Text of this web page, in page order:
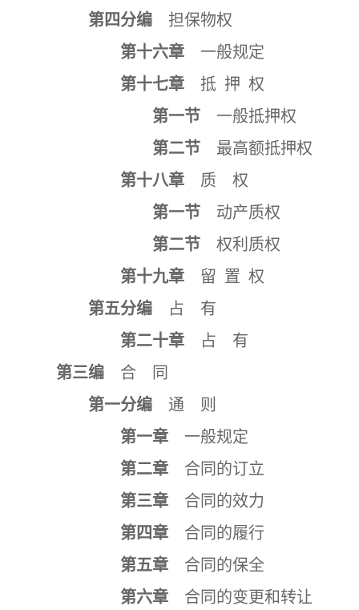
第四分编 担保物权
第十六章 一般规定
第十七章 抵 押 权
第一节 一般抵押权
第二节 最高额抵押权
第十八章 质 权
第一节 动产质权
第二节 权利质权
第十九章 留 置 权
第五分编 占 有
第二十章 占 有
第三编 合 同
第一分编 通 则
第一章 一般规定
第二章 合同的订立
第三章 合同的效力
第四章 合同的履行
第五章 合同的保全
第六章 合同的变更和转让